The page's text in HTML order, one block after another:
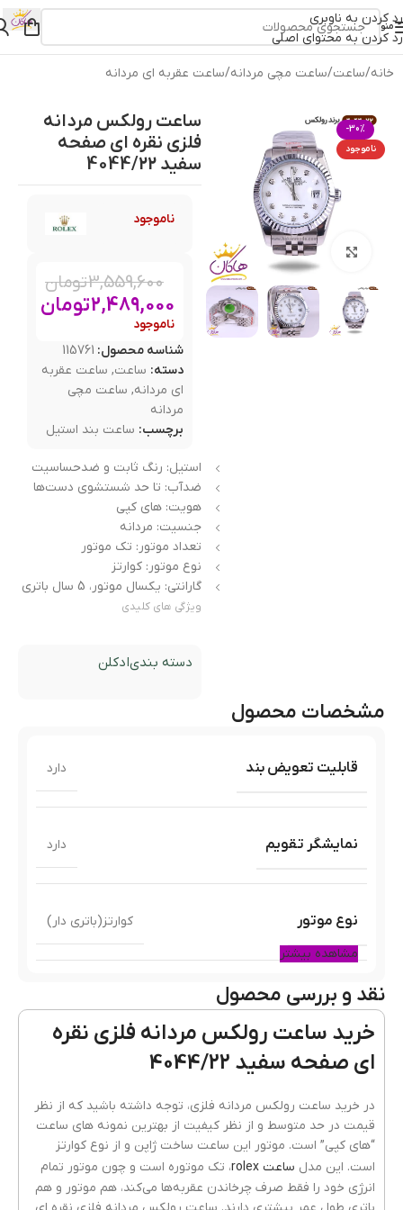
رد کردن به ناوبری
رد کردن به محتوای اصلی
منو
خانه/ساعت/ساعت مچی مردانه/ساعت عقربه ای مردانه
-30%
ناموجود
بزرگنمایی تصویر
ساعت رولکس مردانه
فلزی نقره ای صفحه
سفید 4044/22
ناموجود
3,559,600تومان
2,489,000تومان
ناموجود
شناسه محصول: 115761
دسته: ساعت, ساعت عقربه
ای مردانه, ساعت مچی
مردانه
برچسب: ساعت بند استیل
استیل: رنگ ثابت و ضدحساسیت
ضدآب: تا حد شستشوی دست‌ها
هویت: های کپی
جنسیت: مردانه
تعداد موتور: تک موتور
نوع موتور: کوارتز
گارانتی: یکسال موتور، 5 سال باتری
ویژگی های کلیدی
دسته بندیادکلن
مشخصات محصول
قابلیت تعویض بند دارد
نمایشگر تقویم دارد
نوع موتور کوارتز(باتری دار)
رنگ قاب
جنس قاب
رنگ بند نقره ای
مشاهده بیشتر
نقد و بررسی محصول
خرید ساعت رولکس مردانه فلزی نقره
ای صفحه سفید 4044/22
در خرید ساعت رولکس مردانه فلزی، توجه داشته باشید که از نظر
قیمت در حد متوسط و از نظر کیفیت از بهترین نمونه های ساعت
“های کپی” است. موتور این ساعت ساخت ژاپن و از نوع کوارتز
است. این مدل ساعت rolex
، تک موتوره است و چون موتور تمام
انرژی خود را فقط صرف چرخاندن عقربه‌ها می‌کند، هم موتور و هم